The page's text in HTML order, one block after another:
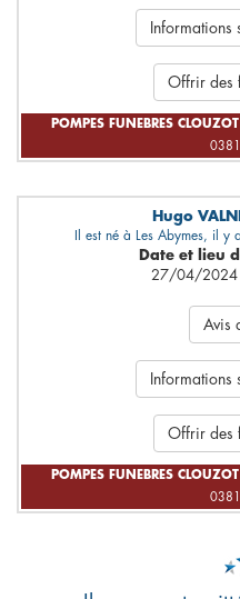
Informations
Offrir des
POMPES FUNEBRES CLOUZOT
Hugo
Il est né à Les Abymes, il
Date et lieu
27/04/2024
Avis
Informations
Offrir des
POMPES FUNEBRES CLOUZOT